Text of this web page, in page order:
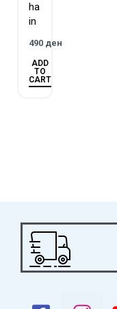
ha
in
490 ден
ADD
TO
CART